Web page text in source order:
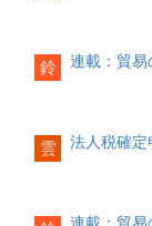
鈴 連載：貿
雲 法人税確